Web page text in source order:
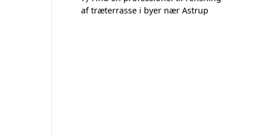
af træterrasse i byer nær Astrup